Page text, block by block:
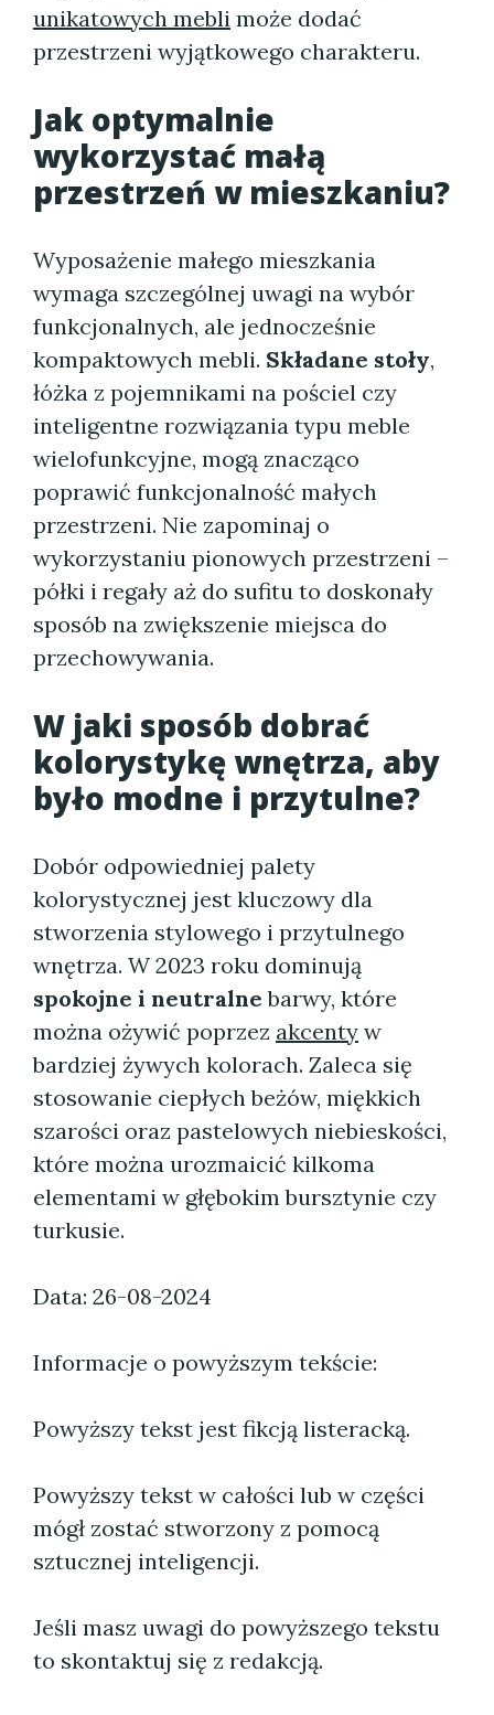
unikatowych mebli może dodać
przestrzeni wyjątkowego charakteru.
Jak optymalnie
wykorzystać małą
przestrzeń w mieszkaniu?
Wyposażenie małego mieszkania
wymaga szczególnej uwagi na wybór
funkcjonalnych, ale jednocześnie
kompaktowych mebli. Składane stoły,
łóżka z pojemnikami na pościel czy
inteligentne rozwiązania typu meble
wielofunkcyjne, mogą znacząco
poprawić funkcjonalność małych
przestrzeni. Nie zapominaj o
wykorzystaniu pionowych przestrzeni –
półki i regały aż do sufitu to doskonały
sposób na zwiększenie miejsca do
przechowywania.
W jaki sposób dobrać
kolorystykę wnętrza, aby
było modne i przytulne?
Dobór odpowiedniej palety
kolorystycznej jest kluczowy dla
stworzenia stylowego i przytulnego
wnętrza. W 2023 roku dominują
spokojne i neutralne barwy, które
można ożywić poprzez akcenty w
bardziej żywych kolorach. Zaleca się
stosowanie ciepłych beżów, miękkich
szarości oraz pastelowych niebieskości,
które można urozmaicić kilkoma
elementami w głębokim bursztynie czy
turkusie.
Data: 26-08-2024
Informacje o powyższym tekście:
Powyższy tekst jest fikcją listeracką.
Powyższy tekst w całości lub w części
mógł zostać stworzony z pomocą
sztucznej inteligencji.
Jeśli masz uwagi do powyższego tekstu
to skontaktuj się z redakcją.